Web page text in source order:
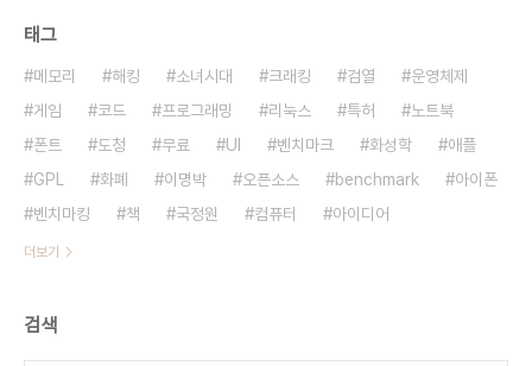
태그
메모리 해킹 소녀시대 크래킹 검열
운영체제
게임
코드 프로그래밍 리눅스 특허
노트북
폰트
도청 무료 UI 벤치마크 화성학
애플
GPL
화폐 이명박 오픈소스 benchmark
아이폰
벤치마킹
책 국정원 컴퓨터 아이디어
더보기
검색